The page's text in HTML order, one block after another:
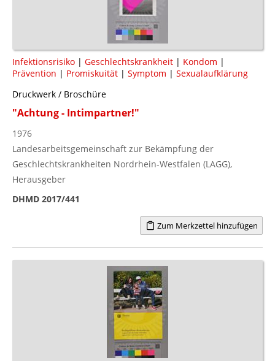
Infektionsrisiko | Geschlechtskrankheit | Kondom |
Prävention | Promiskuität | Symptom | Sexualaufklärung
Druckwerk / Broschüre
"Achtung - Intimpartner!"
1976
Landesarbeitsgemeinschaft zur Bekämpfung der
Geschlechtskrankheiten Nordrhein-Westfalen (LAGG),
Herausgeber
DHMD 2017/441
Zum Merkzettel hinzufügen